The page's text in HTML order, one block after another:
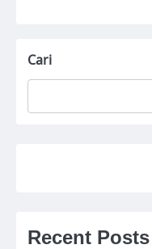
Cari
Recent Posts